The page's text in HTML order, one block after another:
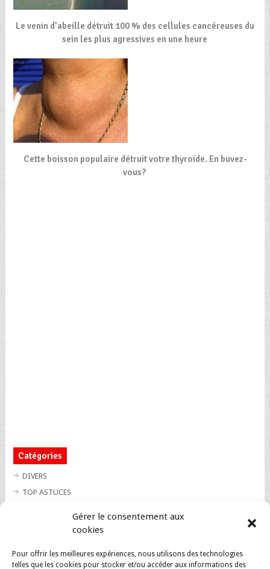
Gérer le consentement aux
cookies
Pour offrir les meilleures expériences, nous utilisons des technologies
telles que les cookies pour stocker et/ou accéder aux informations des
Le venin d’abeille détruit 100 % des cellules cancéreuses du
sein les plus agressives en une heure
Cette boisson populaire détruit votre thyroïde. En buvez-
vous?
Catégories
DIVERS
TOP ASTUCES
TOP INSOLITE